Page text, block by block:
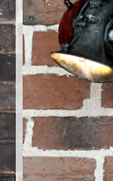
Créations sur
D’autres créations
Fourchette
Grands luminaires
Huître